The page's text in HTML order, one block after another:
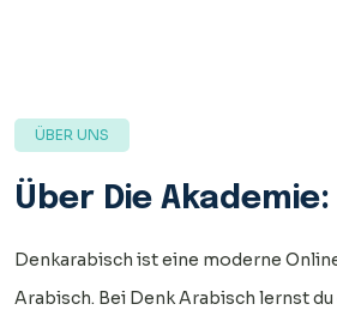
ÜBER UNS
Über Die Akademie:
Denkarabisch ist eine moderne
Arabisch. Bei Denk Arabisch lernst